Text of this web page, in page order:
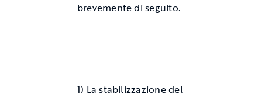
brevemente di seguito.
1) La stabilizzazione del